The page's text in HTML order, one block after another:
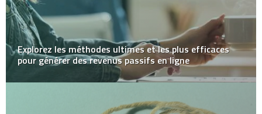
Explorez les méthodes ultimes et les plus efficaces
pour générer des revenus passifs en ligne